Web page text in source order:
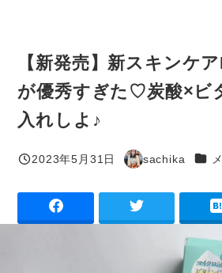
【新発売】新スキンケ
が優秀すぎた♡炭酸×ビ
入れしよ♪
投稿日
2023年5月31日
著
sachika カテ